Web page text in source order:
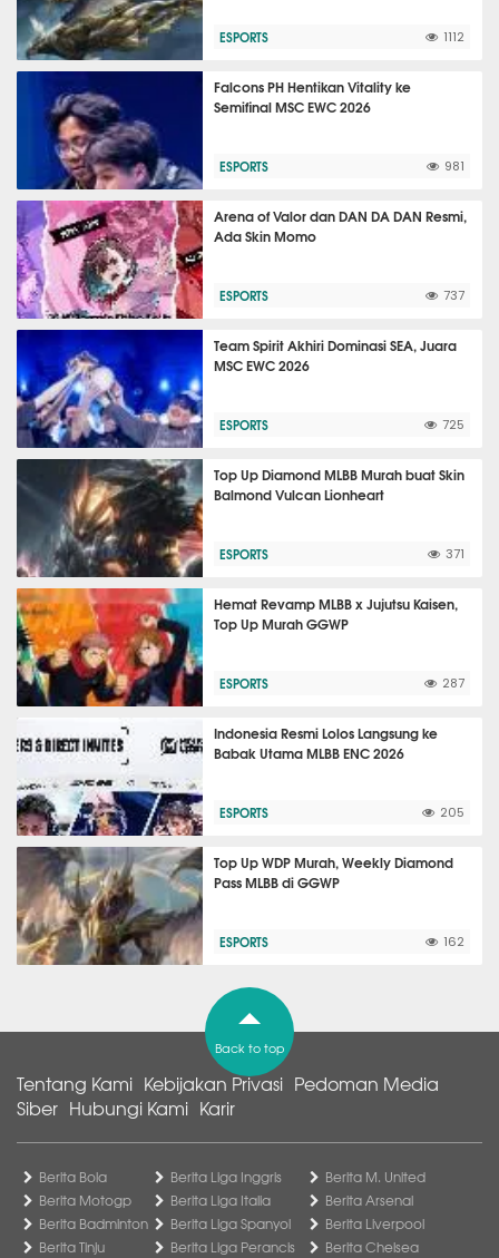
ESPORTS 1112
Falcons PH Hentikan Vitality ke
Semifinal MSC EWC 2026
ESPORTS 981
Arena of Valor dan DAN DA DAN Resmi,
Ada Skin Momo
ESPORTS 737
Team Spirit Akhiri Dominasi SEA, Juara
MSC EWC 2026
ESPORTS 725
Top Up Diamond MLBB Murah buat Skin
Balmond Vulcan Lionheart
ESPORTS 371
Hemat Revamp MLBB x Jujutsu Kaisen,
Top Up Murah GGWP
ESPORTS 287
Indonesia Resmi Lolos Langsung ke
Babak Utama MLBB ENC 2026
ESPORTS 205
Top Up WDP Murah, Weekly Diamond
Pass MLBB di GGWP
ESPORTS 162
Back to top
Tentang Kami Kebijakan Privasi Pedoman Media
Siber Hubungi Kami Karir
Berita Bola
Berita Motogp
Berita Badminton
Berita Tinju
Berita Liga Inggris
Berita Liga Italia
Berita Liga Spanyol
Berita Liga Perancis
Berita M. United
Berita Arsenal
Berita Liverpool
Berita Chelsea